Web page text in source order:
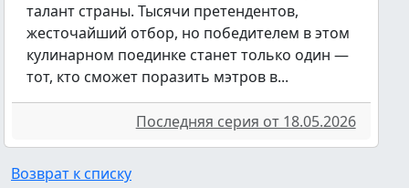
талант страны. Тысячи претендентов,
жесточайший отбор, но победителем в этом
кулинарном поединке станет только один —
тот, кто сможет поразить мэтров в...
Последняя серия от 18.05.2026
Возврат к списку